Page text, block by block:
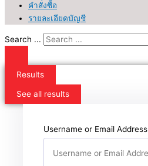
คำสั่งซื้อ
รายละเอียดบัญชี
Search ...
Results
See all results
Username or Email Address